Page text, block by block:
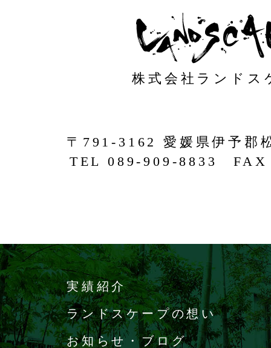
〒791-3162 愛媛県伊予郡
TEL 089-909-8833 FAX
株式会社ランドス
実績紹介
ランドスケープの想い
お知らせ・ブログ